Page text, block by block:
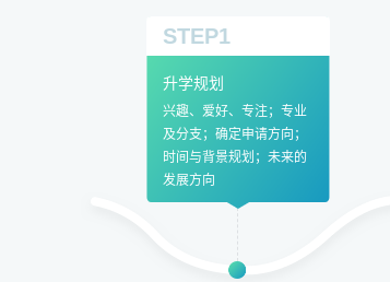
STEP1
升学规划
兴趣、爱好、专注；专业
及分支；确定申请方向；
时间与背景规划；未来的
发展方向